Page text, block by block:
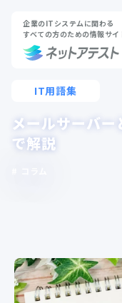
企業のITシステムに関わる
すべての方のための情報サイ
IT用語集
メールサーバ
で解説